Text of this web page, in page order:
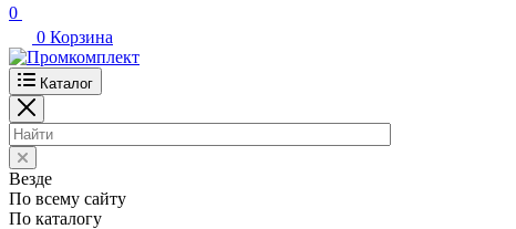
0
0 Корзина
Каталог
Везде
По всему сайту
По каталогу